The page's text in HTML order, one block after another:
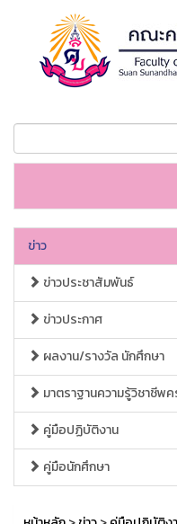
ข่าว
ข่าวประชาสัมพันธ์
ข่าวประกาศ
ผลงาน/รางวัล นักศึกษา
มาตราฐานความรู้วิชาชีพ
คู่มือปฏิบัติงาน
คู่มือนักศึกษา